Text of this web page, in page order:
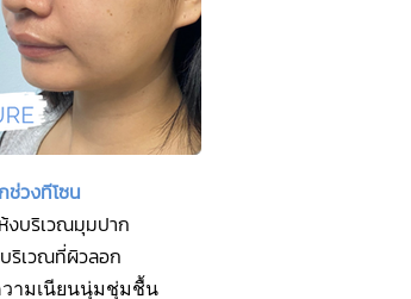
วงทีโซน
งบริเวณมุมปาก
บริเวณที่ผิวลอก
ามเนียนนุ่มชุ่มชื้น